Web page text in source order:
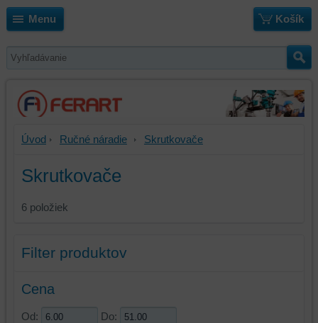
Menu Košík
Úvod Ručné náradie Skrutkovače
Skrutkovače
6 položiek
Filter produktov
Cena
Od: Do: